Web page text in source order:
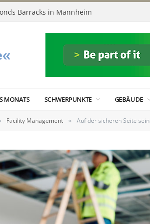
Barracks in Mannheim
MONATS SCHWERPUNKTE GEBÄUDE
Facility Management » Auf der sicheren Seite sein